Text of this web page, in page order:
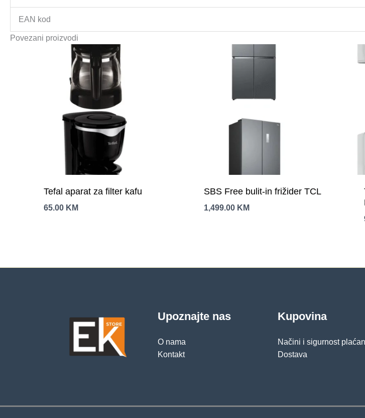
EAN kod
Povezani proizvodi
Tefal aparat za filter kafu
65.00 KM
SBS Free bulit-in frižider TCL
1,499.00 KM
Upoznajte nas
O nama
Kontakt
Kupovina
Načini i sigurnost
Dostava